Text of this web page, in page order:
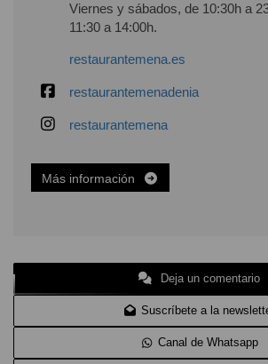
Viernes y sábados, de 10:30h a
11:30 a 14:00h.
restaurantemena.es
restaurantemenadenia
restaurantemena
Más información
Deja un comentario
Suscríbete a la
Canal de Whatsapp